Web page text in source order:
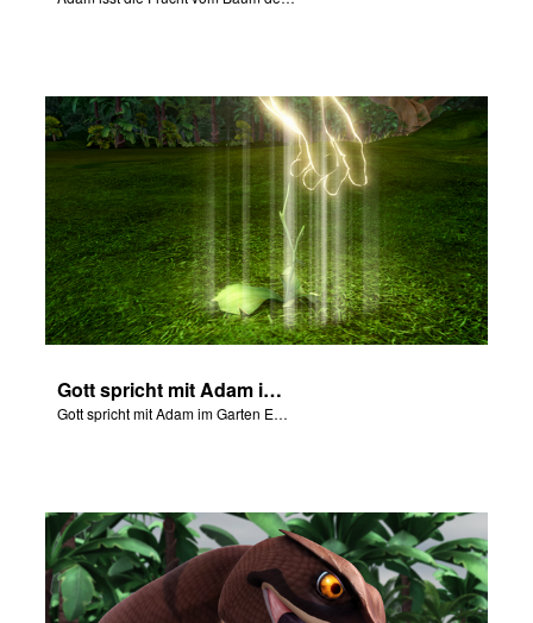
Gott spricht mit Adam im Garten Eden
Gott spricht mit Adam im Garten Eden